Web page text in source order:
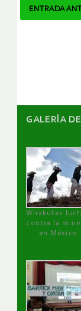
ENTRADA
GALERÌA
Wirakutas
contra la
en México